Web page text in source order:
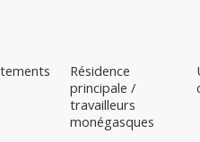
Résidence
principale /
travailleurs
monégasques